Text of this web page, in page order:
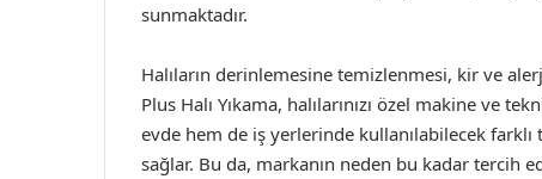
sunmaktadır.
Halıların derinlemesine temizlenmesi, kir ve
Plus Halı Yıkama, halılarınızı özel makine ve
evde hem de iş yerlerinde kullanılabilecek
sağlar. Bu da, markanın neden bu kadar tercih